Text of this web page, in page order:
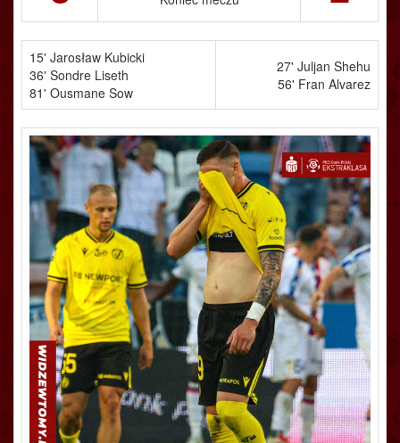
15' Jarosław Kubicki
36' Sondre Liseth
81' Ousmane Sow
27' Juljan Shehu
56' Fran Alvarez